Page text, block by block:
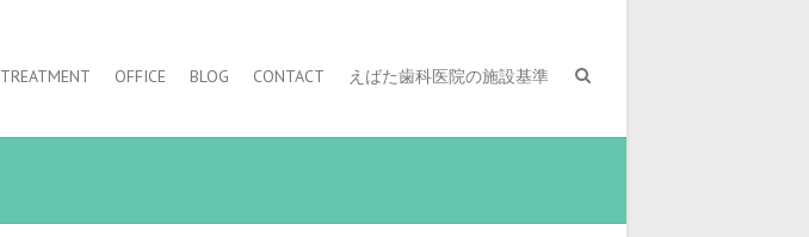
TREATMENT OFFICE BLOG CONTACT えばた歯科医院の施設基準